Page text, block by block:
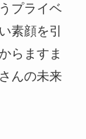
プライベ
素顔を引
らますま
んの未来